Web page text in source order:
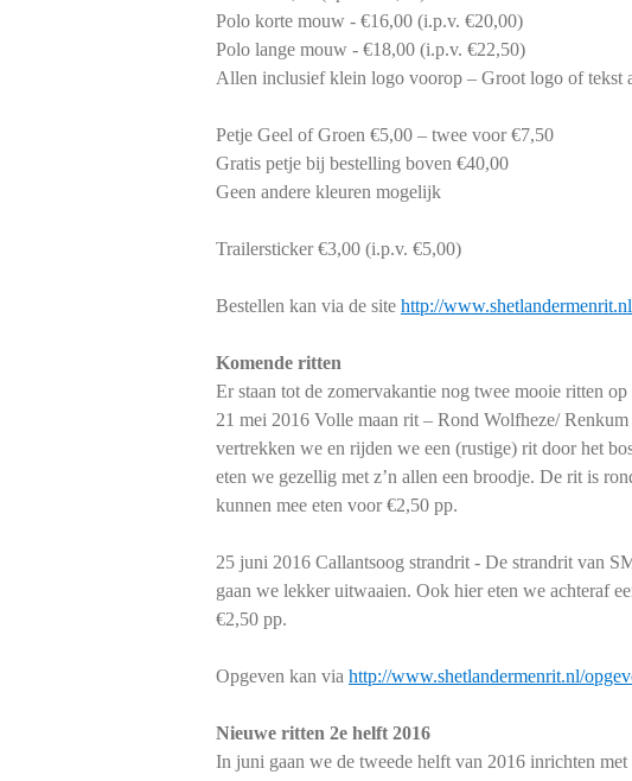
Polo korte mouw - €16,00 (i.p.v. €20,00)
Polo lange mouw - €18,00 (i.p.v. €22,50)
Allen inclusief klein logo voorop – Groot logo of tekst
Petje Geel of Groen €5,00 – twee voor €7,50
Gratis petje bij bestelling boven €40,00
Geen andere kleuren mogelijk
Trailersticker €3,00 (i.p.v. €5,00)
Bestellen kan via de site http://
Komende ritten
Er staan tot de zomervakantie nog twee mooie ritten
21 mei 2016 Volle maan rit – Rond Wolfheze/
vertrekken we en rijden we een (rustige) rit door het
eten we gezellig met z’n allen een broodje. De rit is
kunnen mee eten voor €2,50 pp.
25 juni 2016 Callantsoog strandrit - De strandrit van
gaan we lekker uitwaaien. Ook hier eten we achteraf
€2,50 pp.
Opgeven kan via http://www.shetlandermenrit.nl/
Nieuwe ritten 2e helft 2016
In juni gaan we de tweede helft van 2016 inrichten